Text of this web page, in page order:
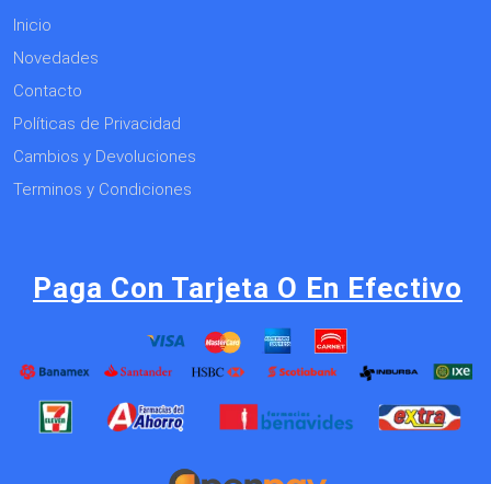
Inicio
Novedades
Contacto
Políticas de Privacidad
Cambios y Devoluciones
Terminos y Condiciones
Paga Con Tarjeta O En Efectivo